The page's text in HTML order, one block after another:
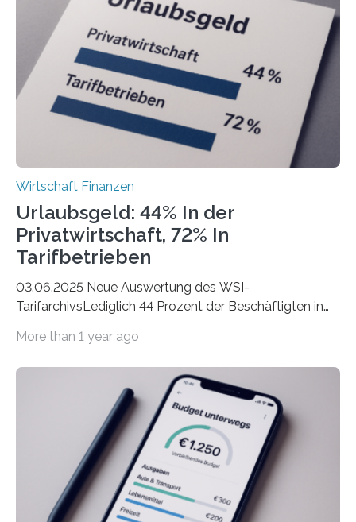
eigene freiberufliche Existenz, dahinter folgten die
Städte Hamburg, München und Köln. Betrachtet man
hingegen die Existenzgründungsintensität – die Anzahl
der freiberuflichen Gründungen je…
Wirtschaft Finanzen
Urlaubsgeld: 44% In der
Privatwirtschaft, 72% In
Tarifbetrieben
03.06.2025 Neue Auswertung des WSI-
TarifarchivsLediglich 44 Prozent der Beschäftigten in
tarifgebundenen Betrieben ist der Anteil mit 72 Prozent
Unterkünfte fast überall deutlich teurer geworden. Für
viele Beschäftigte ist deshalb das zumeist im Juni oder
Juli ausgezahlte Urlaubsgeld ein wichtiger Faktor, um
sich den wohlverdienten Jahresurlaub leisten zu
können. Allerdings erhält mit 44 Prozent noch nicht
einmal die Hälfte aller Beschäftigten in der
Privatwirtschaft Urlaubsgeld. Zu diesem…
More than 1 year ago